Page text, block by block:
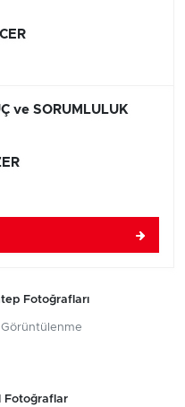
ve SORUMLULUK
Fotoğrafları
Fotoğraflar